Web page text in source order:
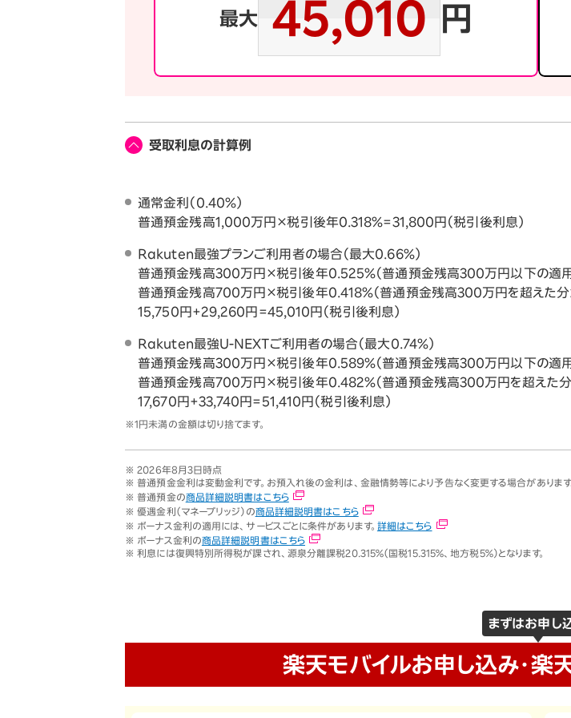
最大 45,010 円
受取利息の計算例
通常金利（0.40%）
普通預金残高1,000万円×税引後年0.318%=31,800円（税引後利息）
Rakuten最強プランご利用者の場合（最大0.66%）
普通預金残高300万円×税引後年0.525%（普通預金残高300万円以下の適用
普通預金残高700万円×税引後年0.418%（普通預金残高300万円を超えた分
15,750円+29,260円=45,010円（税引後利息）
Rakuten最強U-NEXTご利用者の場合（最大0.74%）
普通預金残高300万円×税引後年0.589%（普通預金残高300万円以下の適用
普通預金残高700万円×税引後年0.482%（普通預金残高300万円を超えた分
17,670円+33,740円=51,410円（税引後利息）
※1円未満の金額は切り捨てます。
※ 2026年8月3日時点
※ 普通預金金利は変動金利です。お預入れ後の金利は、金融情勢等により予告なく変更する場合があります
※ 普通預金の商品詳細説明書はこちら
※ 優遇金利（マネーブリッジ）の商品詳細説明書はこちら
※ ボーナス金利の適用には、サービスごとに条件があります。 詳細はこちら
※ ボーナス金利の商品詳細説明書はこちら
※ 利息には復興特別所得税が課され、源泉分離課税20.315％（国税15.315％、地方税5％）となります。
まずはお申し
楽天モバイルお申し込み・楽